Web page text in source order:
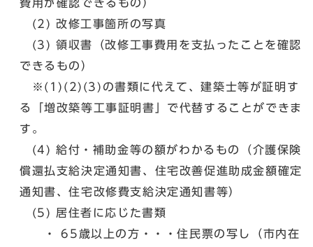
費用が確認できるもの）
(2) 改修工事箇所の写真
(3) 領収書（改修工事費用を支払ったことを確認
できるもの）
※(1)(2)(3)の書類に代えて、建築士等が証明す
る「増改築等工事証明書」で代替することができま
す。
(4) 給付・補助金等の額がわかるもの（介護保険
償還払支給決定通知書、住宅改善促進助成金額確定
通知書、住宅改修費支給決定通知書等）
(5) 居住者に応じた書類
・ 65歳以上の方・・・住民票の写し（市内在